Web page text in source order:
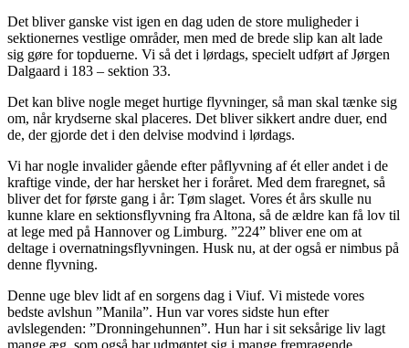
Det bliver ganske vist igen en dag uden de store muligheder i
sektionernes vestlige områder, men med de brede slip kan alt lade
sig gøre for topduerne. Vi så det i lørdags, specielt udført af Jørgen
Dalgaard i 183 – sektion 33.
Det kan blive nogle meget hurtige flyvninger, så man skal tænke sig
om, når krydserne skal placeres. Det bliver sikkert andre duer, end
de, der gjorde det i den delvise modvind i lørdags.
Vi har nogle invalider gående efter påflyvning af ét eller andet i de
kraftige vinde, der har hersket her i foråret. Med dem fraregnet, så
bliver det for første gang i år: Tøm slaget. Vores ét års skulle nu
kunne klare en sektionsflyvning fra Altona, så de ældre kan få lov til
at lege med på Hannover og Limburg. ”224” bliver ene om at
deltage i overnatningsflyvningen. Husk nu, at der også er nimbus på
denne flyvning.
Denne uge blev lidt af en sorgens dag i Viuf. Vi mistede vores
bedste avlshun ”Manila”. Hun var vores sidste hun efter
avlslegenden: ”Dronningehunnen”. Hun har i sit seksårige liv lagt